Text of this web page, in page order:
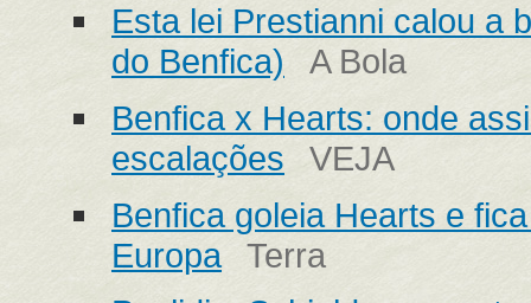
Esta lei Prestianni calou a
do Benfica)
A Bola
Benfica x Hearts: onde
escalações
VEJA
Benfica goleia Hearts e
Europa
Terra